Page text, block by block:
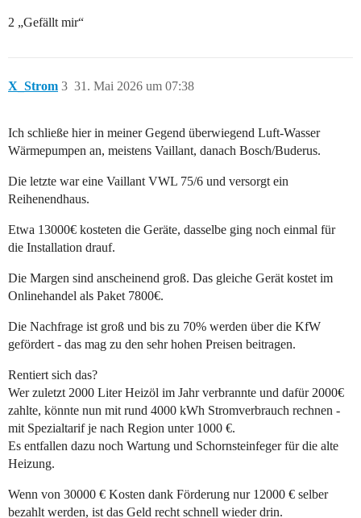
2 „Gefällt mir“
X_Strom 31. Mai 2026 um 07:38
3
Ich schließe hier in meiner Gegend überwiegend Luft-Wasser
Wärmepumpen an, meistens Vaillant, danach Bosch/Buderus.
Die letzte war eine Vaillant VWL 75/6 und versorgt ein
Reihenendhaus.
Etwa 13000€ kosteten die Geräte, dasselbe ging noch einmal für
die Installation drauf.
Die Margen sind anscheinend groß. Das gleiche Gerät kostet im
Onlinehandel als Paket 7800€.
Die Nachfrage ist groß und bis zu 70% werden über die KfW
gefördert - das mag zu den sehr hohen Preisen beitragen.
Rentiert sich das?
Wer zuletzt 2000 Liter Heizöl im Jahr verbrannte und dafür 2000€
zahlte, könnte nun mit rund 4000 kWh Stromverbrauch rechnen -
mit Spezialtarif je nach Region unter 1000 €.
Es entfallen dazu noch Wartung und Schornsteinfeger für die alte
Heizung.
Wenn von 30000 € Kosten dank Förderung nur 12000 € selber
bezahlt werden, ist das Geld recht schnell wieder drin.